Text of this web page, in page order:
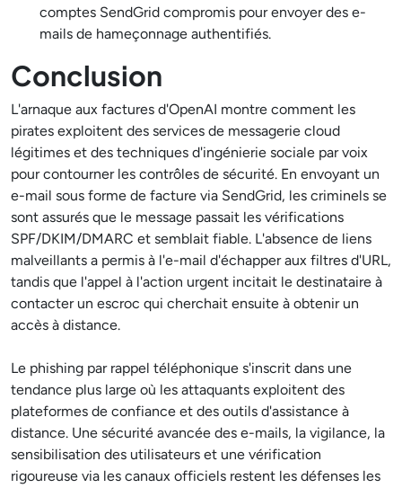
comptes SendGrid compromis pour envoyer des e-
mails de hameçonnage authentifiés.
Conclusion
L'arnaque aux factures d'OpenAI montre comment les
pirates exploitent des services de messagerie cloud
légitimes et des techniques d'ingénierie sociale par voix
pour contourner les contrôles de sécurité. En envoyant un
e-mail sous forme de facture via SendGrid, les criminels se
sont assurés que le message passait les vérifications
SPF/DKIM/DMARC et semblait fiable. L'absence de liens
malveillants a permis à l'e-mail d'échapper aux filtres d'URL,
tandis que l'appel à l'action urgent incitait le destinataire à
contacter un escroc qui cherchait ensuite à obtenir un
accès à distance.
Le phishing par rappel téléphonique s'inscrit dans une
tendance plus large où les attaquants exploitent des
plateformes de confiance et des outils d'assistance à
distance. Une sécurité avancée des e-mails, la vigilance, la
sensibilisation des utilisateurs et une vérification
rigoureuse via les canaux officiels restent les défenses les